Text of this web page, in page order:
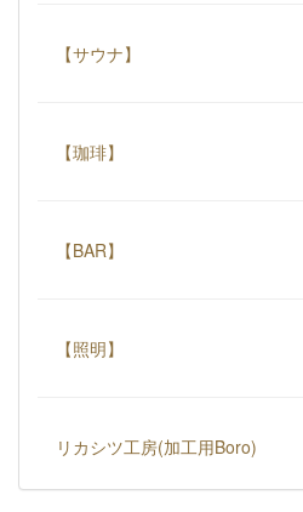
【サウナ】
【珈琲】
【BAR】
【照明】
リカシツ工房(加工用Boro)